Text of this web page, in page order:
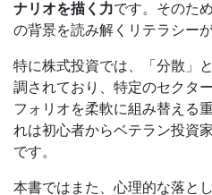
ナリオを描く力です。そのた
の背景を読み解くリテラシー
特に株式投資では、「分散」
調されており、特定のセクタ
フォリオを柔軟に組み替える
れは初心者からベテラン投資
です。
本書ではまた、心理的な落と